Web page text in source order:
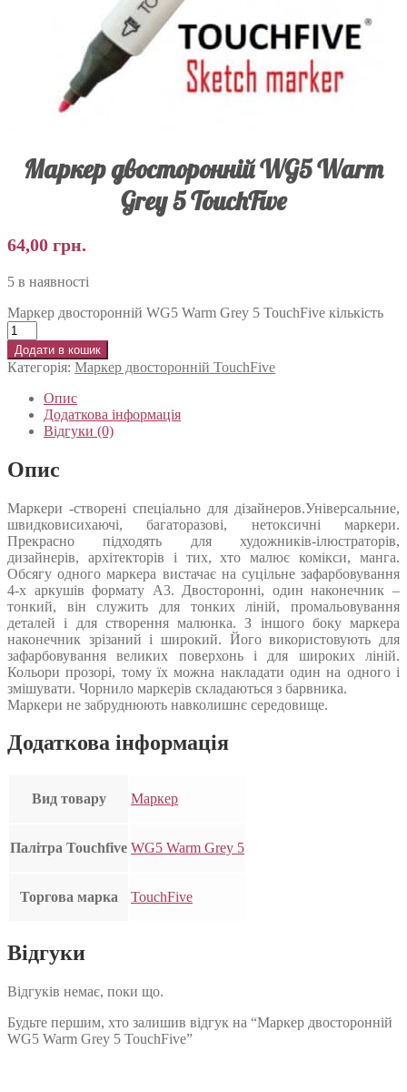
Маркер двосторонній WG5 Warm
Grey 5 TouchFive
64,00 грн.
5 в наявності
Маркер двосторонній WG5 Warm Grey 5 TouchFive кількість
Додати в кошик
Категорія: Маркер двосторонній TouchFive
Опис
Додаткова інформація
Відгуки (0)
Опис
Маркери -створені спеціально для дізайнеров.Універсальние,
швидковисихаючі, багаторазові, нетоксичні маркери.
Прекрасно підходять для художників-ілюстраторів,
дизайнерів, архітекторів і тих, хто малює комікси, манга.
Обсягу одного маркера вистачає на суцільне зафарбовування
4-х аркушів формату А3. Двосторонні, один наконечник –
тонкий, він служить для тонких ліній, промальовування
деталей і для створення малюнка. З іншого боку маркера
наконечник зрізаний і широкий. Його використовують для
зафарбовування великих поверхонь і для широких ліній.
Кольори прозорі, тому їх можна накладати один на одного і
змішувати. Чорнило маркерів складаються з барвника.
Маркери не забруднюють навколишнє середовище.
Додаткова інформація
Вид товару Маркер
Палітра Touchfive WG5 Warm Grey 5
Торгова марка TouchFive
Відгуки
Відгуків немає, поки що.
Будьте першим, хто залишив відгук на “Маркер двосторонній
WG5 Warm Grey 5 TouchFive”